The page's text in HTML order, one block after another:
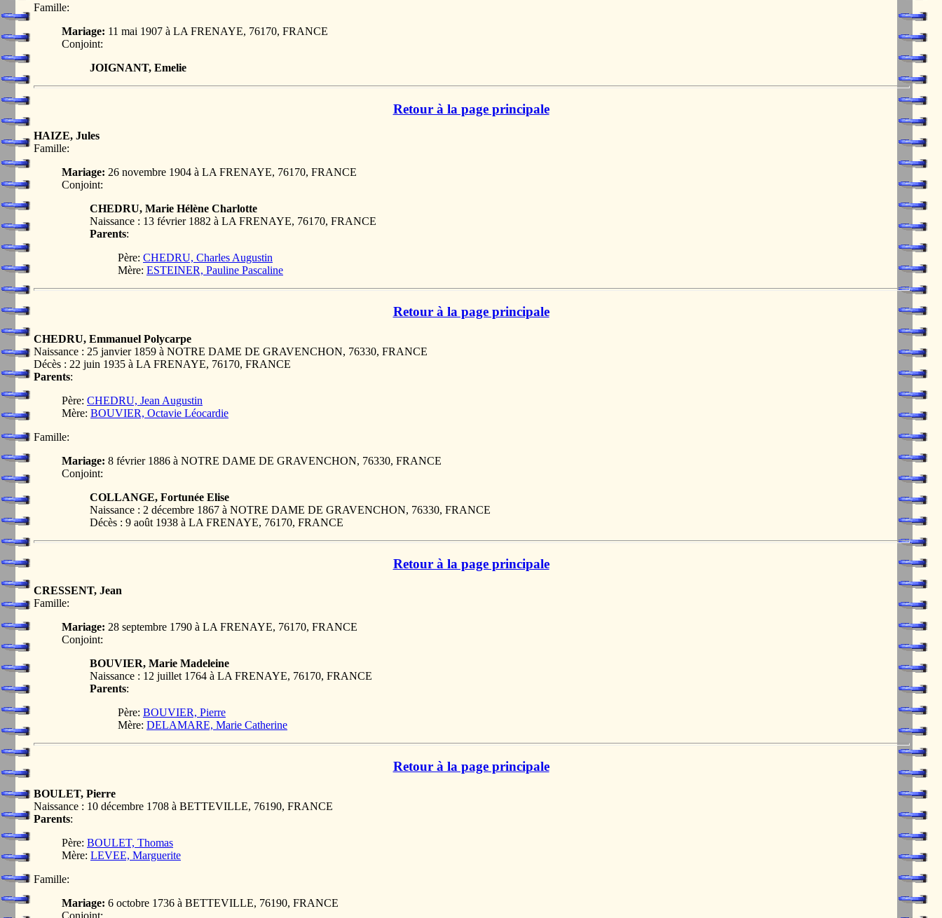
Famille:
Mariage: 11 mai 1907 à LA FRENAYE, 76170, FRANCE
Conjoint:
JOIGNANT, Emelie
Retour à la page principale
HAIZE, Jules
Famille:
Mariage: 26 novembre 1904 à LA FRENAYE, 76170, FRANCE
Conjoint:
CHEDRU, Marie Hélène Charlotte
Naissance : 13 février 1882 à LA FRENAYE, 76170, FRANCE
Parents:
Père: CHEDRU, Charles Augustin
Mère: ESTEINER, Pauline Pascaline
Retour à la page principale
CHEDRU, Emmanuel Polycarpe
Naissance : 25 janvier 1859 à NOTRE DAME DE GRAVENCHON, 76330, FRANCE
Décès : 22 juin 1935 à LA FRENAYE, 76170, FRANCE
Parents:
Père: CHEDRU, Jean Augustin
Mère: BOUVIER, Octavie Léocardie
Famille:
Mariage: 8 février 1886 à NOTRE DAME DE GRAVENCHON, 76330, FRANCE
Conjoint:
COLLANGE, Fortunée Elise
Naissance : 2 décembre 1867 à NOTRE DAME DE GRAVENCHON, 76330, FRANCE
Décès : 9 août 1938 à LA FRENAYE, 76170, FRANCE
Retour à la page principale
CRESSENT, Jean
Famille:
Mariage: 28 septembre 1790 à LA FRENAYE, 76170, FRANCE
Conjoint:
BOUVIER, Marie Madeleine
Naissance : 12 juillet 1764 à LA FRENAYE, 76170, FRANCE
Parents:
Père: BOUVIER, Pierre
Mère: DELAMARE, Marie Catherine
Retour à la page principale
BOULET, Pierre
Naissance : 10 décembre 1708 à BETTEVILLE, 76190, FRANCE
Parents:
Père: BOULET, Thomas
Mère: LEVEE, Marguerite
Famille:
Mariage: 6 octobre 1736 à BETTEVILLE, 76190, FRANCE
Conjoint: